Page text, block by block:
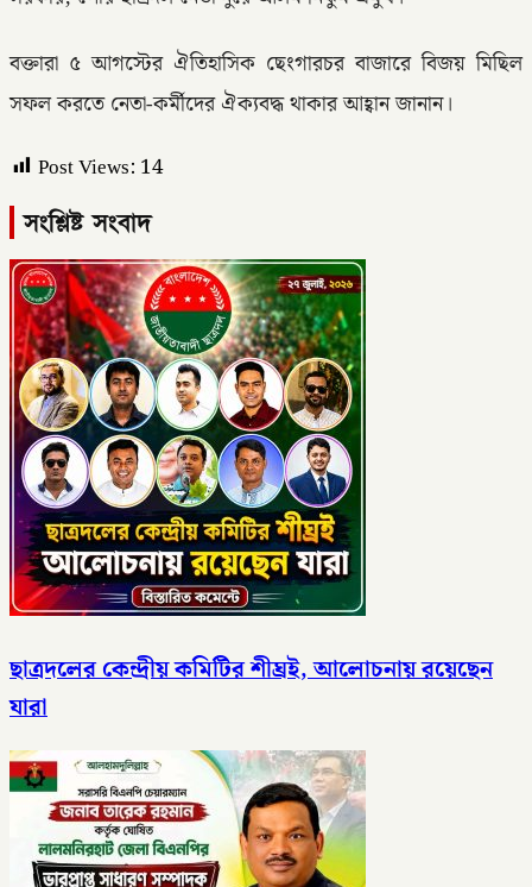
বক্তারা ৫ আগস্টের ঐতিহাসিক ছেংগারচর বাজারে বিজয় মিছিল
সফল করতে নেতা-কর্মীদের ঐক্যবদ্ধ থাকার আহ্বান জানান।
Post Views: 14
সংশ্লিষ্ট সংবাদ
ছাত্রদলের কেন্দ্রীয় কমিটির শীঘ্রই, আলোচনায় রয়েছেন
যারা